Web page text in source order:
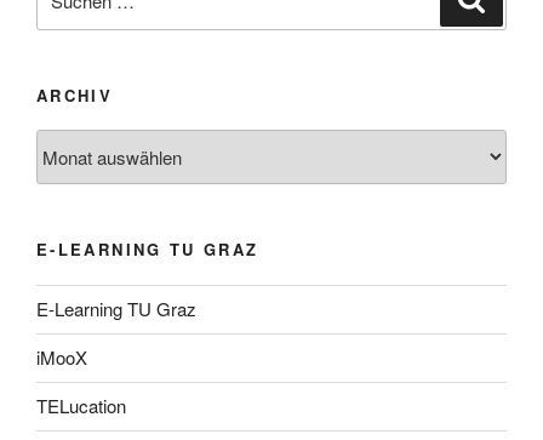
nach:
ARCHIV
E-LEARNING TU GRAZ
E-Learning TU Graz
iMooX
TELucation